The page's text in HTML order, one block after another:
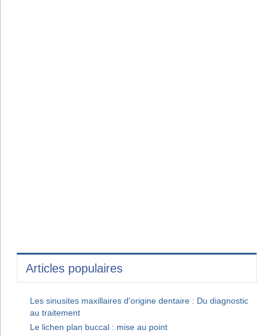
Articles populaires
Les sinusites maxillaires d'origine dentaire : Du diagnostic
au traitement
Le lichen plan buccal : mise au point